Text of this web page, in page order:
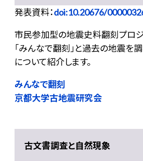
発表資料：doi:10.20676/
市民参加型の地震史料翻刻プロジ
「みんなで翻刻」と過去の地震を
について紹介します。
みんなで翻刻
京都大学古地震研究会
古文書調査と自然現象